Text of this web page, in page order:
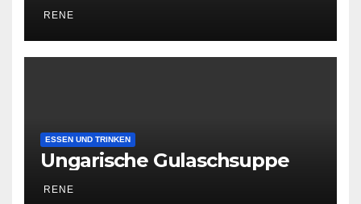
RENE
ESSEN UND TRINKEN
Ungarische Gulaschsuppe
RENE